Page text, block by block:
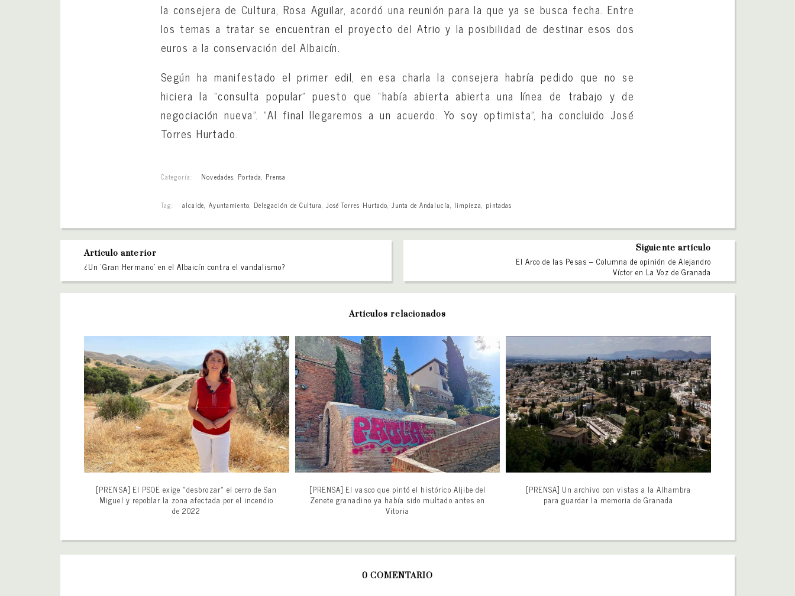
la consejera de Cultura, Rosa Aguilar, acordó una reunión para la que ya se busca fecha. Entre
los temas a tratar se encuentran el proyecto del Atrio y la posibilidad de destinar esos dos
euros a la conservación del Albaicín.
Según ha manifestado el primer edil, en esa charla la consejera habría pedido que no se
hiciera la “consulta popular” puesto que “había abierta abierta una línea de trabajo y de
negociación nueva”. “Al final llegaremos a un acuerdo. Yo soy optimista”, ha concluido José
Torres Hurtado.
Categoría: Novedades, Portada, Prensa
Tag: alcalde, Ayuntamiento, Delegación de Cultura,José Torres Hurtado, Junta de Andalucía, limpieza, pintadas
Artículo anterior
¿Un ‘Gran Hermano’ en el Albaicín contra el vandalismo?
Siguiente artículo
El Arco de las Pesas – Columna de opinión de Alejandro
Víctor en La Voz de Granada
Artículos relacionados
[PRENSA] El PSOE exige «desbrozar» el cerro de San
Miguel y repoblar la zona afectada por el incendio
de 2022
[PRENSA] El vasco que pintó el histórico Aljibe del
Zenete granadino ya había sido multado antes en
Vitoria
[PRENSA] Un archivo con vistas a la Alhambra
para guardar la memoria de Granada
0 COMENTARIO